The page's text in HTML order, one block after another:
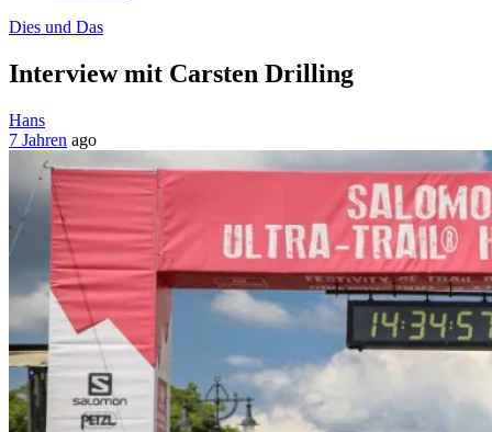
Dies und Das
Interview mit Carsten Drilling
Hans
7 Jahren ago